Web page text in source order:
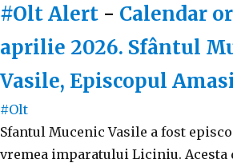
#Olt Alert - Calendar
aprilie 2026. Sfântul
Vasile, Episcopul
#Olt
Sfantul Mucenic Vasile a fost
vremea imparatului Liciniu.